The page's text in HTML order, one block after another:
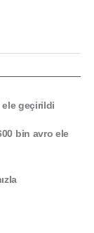
geçirildi
bin avro ele